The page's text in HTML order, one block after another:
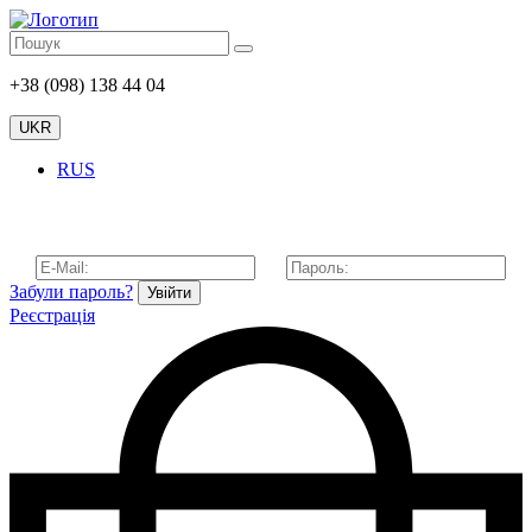
+38 (098) 138 44 04
UKR
RUS
Забули пароль? Увійти
Реєстрація